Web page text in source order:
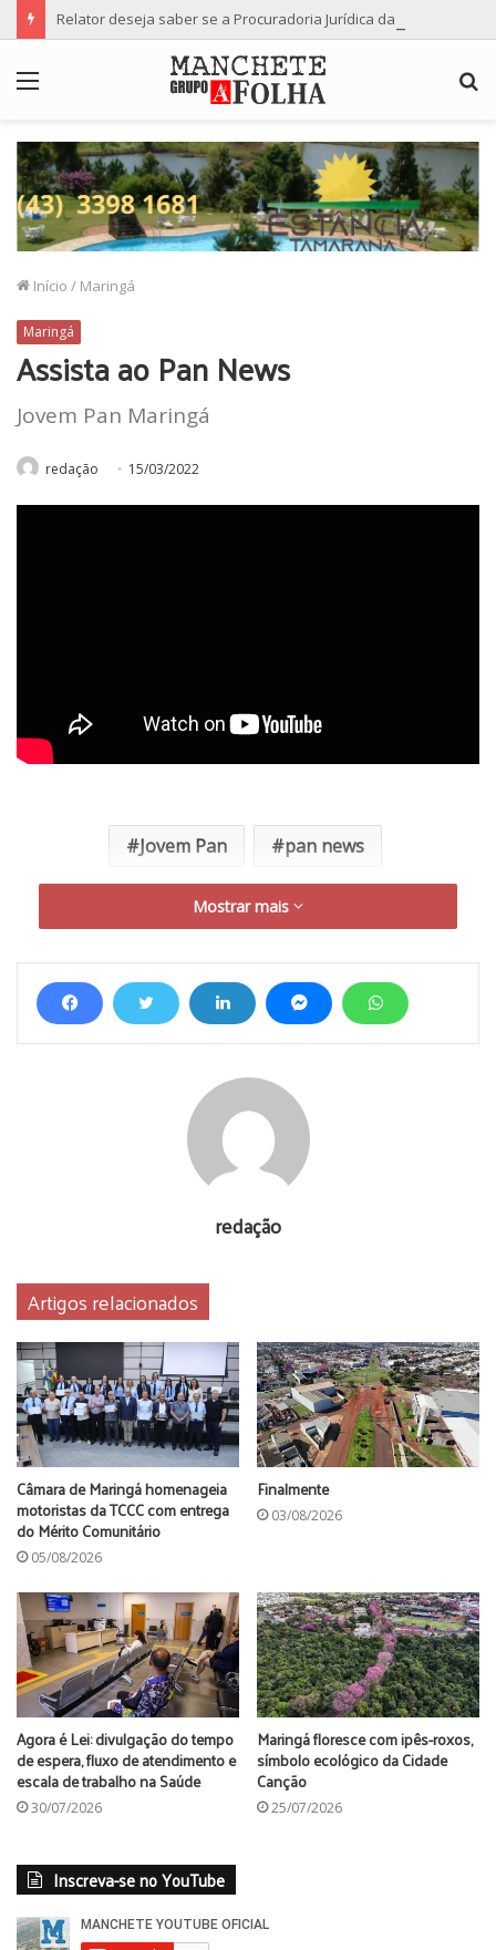
Início / Maringá
Maringá
Assista ao Pan News
Jovem Pan Maringá
redação 15/03/2022
Jovem Pan pan news
Mostrar mais
redação
Artigos relacionados
Câmara de Maringá homenageia
motoristas da TCCC com entrega
do Mérito Comunitário
05/08/2026
Finalmente
03/08/2026
Agora é Lei: divulgação do tempo
de espera, fluxo de atendimento e
escala de trabalho na Saúde
30/07/2026
Maringá floresce com ipês-roxos,
símbolo ecológico da Cidade
Canção
25/07/2026
Inscreva-se no YouTube